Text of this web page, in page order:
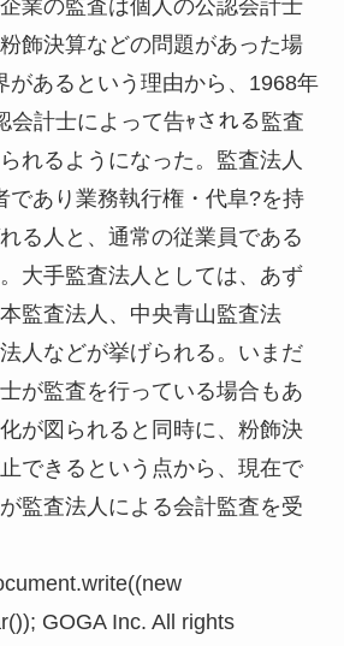
業の監査は個人の公認会計士
飾決算などの問題があった場
があるという理由から、1968年
会計士によって告ｬされる監査
れるようになった。監査法人
であり業務執行権・代阜?を持
る人と、通常の従業員である
大手監査法人としては、あず
監査法人、中央青山監査法
人などが挙げられる。いまだ
が監査を行っている場合もあ
が図られると同時に、粉飾決
できるという点から、現在で
監査法人による会計監査を受
GOGA Inc. All rights